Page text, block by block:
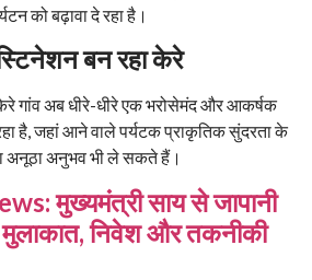
को बढ़ावा दे रहा है।
बन रहा केरे
गांव अब धीरे-धीरे एक भरोसेमंद और आकर्षक
है, जहां आने वाले पर्यटक प्राकृतिक सुंदरता के
अनूठा अनुभव भी ले सकते हैं।
मुख्यमंत्री साय से जापानी
मुलाकात, निवेश और तकनीकी